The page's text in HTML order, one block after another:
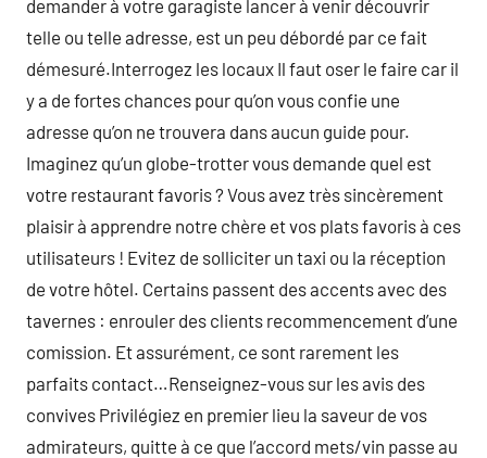
demander à votre garagiste lancer à venir découvrir
telle ou telle adresse, est un peu débordé par ce fait
démesuré.Interrogez les locaux Il faut oser le faire car il
y a de fortes chances pour qu’on vous confie une
adresse qu’on ne trouvera dans aucun guide pour.
Imaginez qu’un globe-trotter vous demande quel est
votre restaurant favoris ? Vous avez très sincèrement
plaisir à apprendre notre chère et vos plats favoris à ces
utilisateurs ! Evitez de solliciter un taxi ou la réception
de votre hôtel. Certains passent des accents avec des
tavernes : enrouler des clients recommencement d’une
comission. Et assurément, ce sont rarement les
parfaits contact…Renseignez-vous sur les avis des
convives Privilégiez en premier lieu la saveur de vos
admirateurs, quitte à ce que l’accord mets/vin passe au